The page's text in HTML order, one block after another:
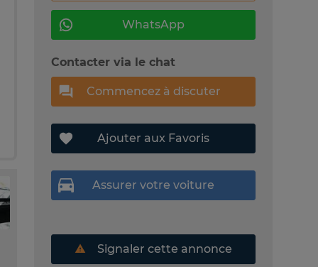
WhatsApp
Contacter via le chat
Commencez à discuter
Ajouter aux Favoris
Assurer votre voiture
Signaler cette annonce